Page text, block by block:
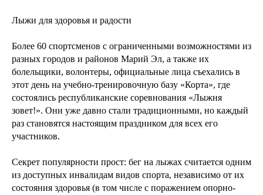
Лыжи для здоровья и радости
Более 60 спортсменов с ограниченными возможностями из
разных городов и районов Марий Эл, а также их
болельщики, волонтеры, официальные лица съехались в
этот день на учебно-тренировочную базу «Корта», где
состоялись республиканские соревнования «Лыжня
зовет!». Они уже давно стали традиционными, но каждый
раз становятся настоящим праздником для всех его
участников.
Секрет популярности прост: бег на лыжах считается одним
из доступных инвалидам видов спорта, независимо от их
состояния здоровья (в том числе с поражением опорно-